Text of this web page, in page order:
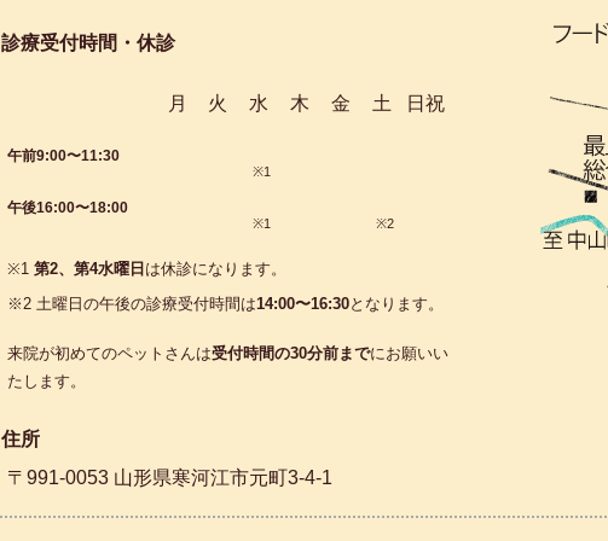
診療受付時間・休診
月 火 水 木 金 土 日祝
午前9:00〜11:30
※1
午後16:00〜18:00
※1 ※2
※1 第2、第4水曜日 は休診になります。
※2 土曜日の午後の診療受付時間は14:00〜16:30となります。
来院が初めてのペットさんは受付時間の30分前までにお願いい
たします。
住所
〒991-0053 山形県寒河江市元町3-4-1